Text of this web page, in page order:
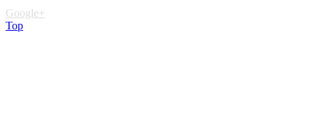
Google+
Top